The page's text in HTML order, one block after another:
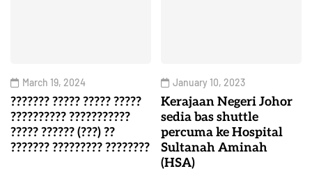
March 19, 2024
??????? ????? ????? ?????
?????????? ???????????
????? ?????? (???) ??
??????? ????????? ????????
January 10, 2023
Kerajaan Negeri Johor
sedia bas shuttle
percuma ke Hospital
Sultanah Aminah
(HSA)